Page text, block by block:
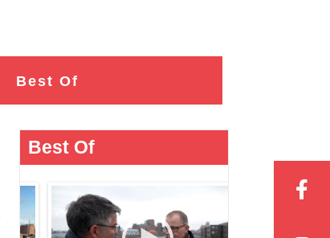
Best Of
Best Of